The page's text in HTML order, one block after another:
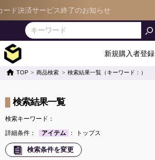
ービス終了のお知らせ
新規購入者登録
TOP 商品検索 検索結果一覧（キーワード：）
検索結果一覧
検索キーワード：
詳細条件：
アイテム ： トップス
検索条件を変更